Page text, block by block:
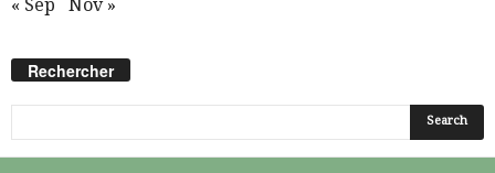
« Sep
Nov »
Rechercher